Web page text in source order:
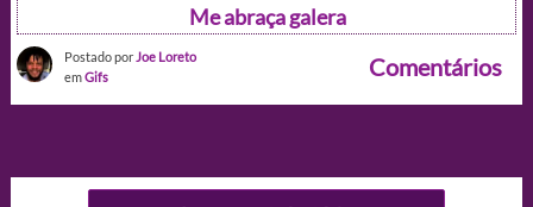
Me abraça galera
Postado por Joe Loreto
emGifs Comentários